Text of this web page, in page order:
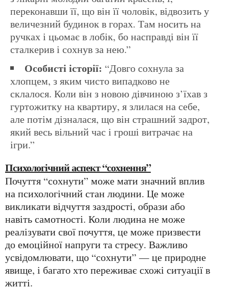
переконавши її, що він її чоловік, відвозить у
величезний будинок в горах. Там носить на
ручках і цьомає в лобік, бо насправді він її
сталкерив і сохнув за нею.”
Особисті історії: “Довго сохнула за
хлопцем, з яким чисто випадково не
склалося. Коли він з новою дівчиною з’їхав з
гуртожитку на квартиру, я злилася на себе,
але потім дізналася, що він страшний задрот,
який весь вільний час і гроші витрачає на
ігри.”
Психологічний аспект “сохнення”
Почуття “сохнути” може мати значний вплив
на психологічний стан людини. Це може
викликати відчуття заздрості, образи або
навіть самотності. Коли людина не може
реалізувати свої почуття, це може призвести
до емоційної напруги та стресу. Важливо
усвідомлювати, що “сохнути” — це природне
явище, і багато хто переживає схожі ситуації в
житті.